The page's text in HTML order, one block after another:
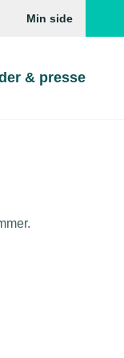
Min side
& presse